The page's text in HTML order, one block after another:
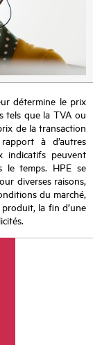
détermine le prix
tels que la TVA ou
de la transaction
à d’autres
indicatifs peuvent
le temps. HPE se
diverses raisons,
du marché,
la fin d’une